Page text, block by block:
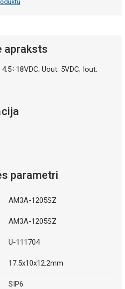
apraksts
Uout: 5VDC; Iout:
parametri
AM3A-1205SZ
AM3A-1205SZ
U-111704
17.5x10x12.2mm
SIP6